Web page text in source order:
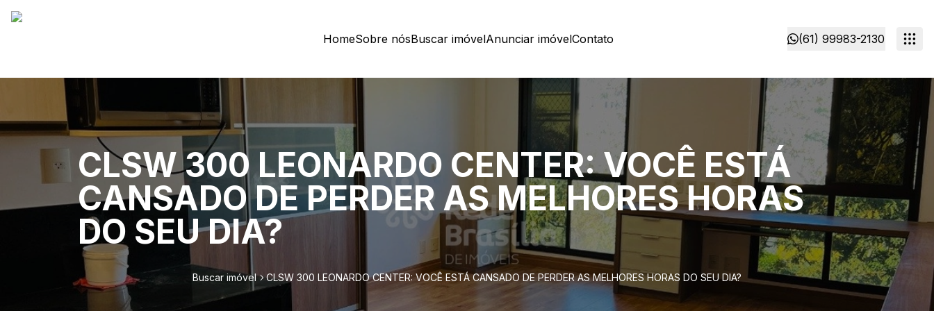
HomeSobre nósBuscar imóvelAnunciar imóvelContato (61) 99983-2130
CLSW 300 LEONARDO CENTER: VOCÊ ESTÁ
CANSADO DE PERDER AS MELHORES HORAS
DO SEU DIA?
Buscar imóvel CLSW 300 LEONARDO CENTER: VOCÊ ESTÁ CANSADO DE PERDER AS MELHORES HORAS DO SEU DIA?